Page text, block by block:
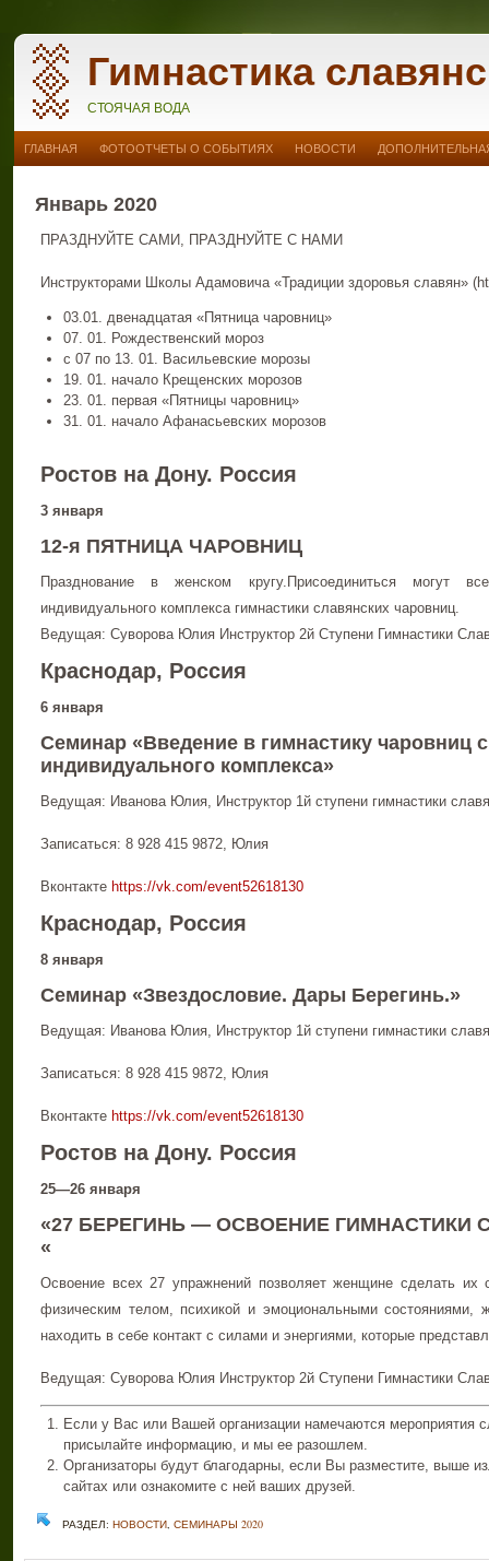
Гимнастика
СТОЯЧАЯ ВОДА
ГЛАВНАЯ ФОТООТЧЕТЫ О СОБЫТИЯХ НОВОСТИ
Январь 2020
ПРАЗДНУЙТЕ САМИ, ПРАЗДНУЙТЕ С НАМИ
Инструкторами Школы Адамовича «Традиции здоровья славян»
03.01. двенадцатая «Пятница чаровниц»
07. 01. Рождественский мороз
с 07 по 13. 01. Васильевские морозы
19. 01. начало Крещенских морозов
23. 01. первая «Пятницы чаровниц»
31. 01. начало Афанасьевских морозов
Ростов на Дону. Россия
3 января
12-я ПЯТНИЦА ЧАРОВНИЦ
Празднование в женском кругу.Присоединиться могут
индивидуального комплекса гимнастики славянских чаровниц.
Ведущая: Суворова Юлия Инструктор 2й Ступени Гимнастики
Краснодар, Россия
6 января
Семинар «Введение в гимнастику чаровниц
индивидуального комплекса»
Ведущая: Иванова Юлия, Инструктор 1й ступени гимнастики
Записаться: 8 928 415 9872, Юлия
Вконтакте https://vk.com/event52618130
Краснодар, Россия
8 января
Семинар «Звездословие. Дары Берегинь.»
Ведущая: Иванова Юлия, Инструктор 1й ступени гимнастики
Записаться: 8 928 415 9872, Юлия
Вконтакте https://vk.com/event52618130
Ростов на Дону. Россия
25—26 января
«27 БЕРЕГИНЬ — ОСВОЕНИЕ ГИМНАСТИКИ
«
Освоение всех 27 упражнений позволяет женщине сделать их
физическим телом, психикой и эмоциональными состояниями,
находить в себе контакт с силами и энергиями, которые
Ведущая: Суворова Юлия Инструктор 2й Ступени Гимнастики
Если у Вас или Вашей организации намечаются мероприятия
присылайте информацию, и мы ее разошлем.
Организаторы будут благодарны, если Вы разместите, выше
сайтах или ознакомите с ней ваших друзей.
РАЗДЕЛ: НОВОСТИ, СЕМИНАРЫ 2020